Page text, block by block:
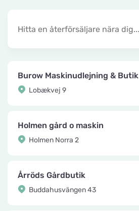
Burow Maskinudlejning & Butik
Lobækvej 9
Holmen gård o maskin
Holmen Norra 2
Årröds Gårdbutik
Buddahusvängen 43